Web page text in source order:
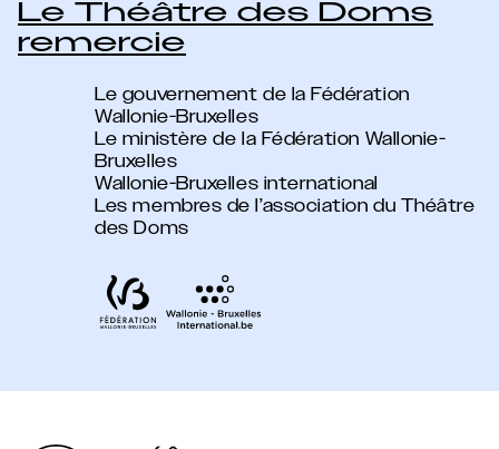
Le Théâtre des Doms
remercie
Le gouvernement de la Fédération
Wallonie-Bruxelles
Le ministère de la Fédération Wallonie-
Bruxelles
Wallonie-Bruxelles international
Les membres de l’association du Théâtre
des Doms